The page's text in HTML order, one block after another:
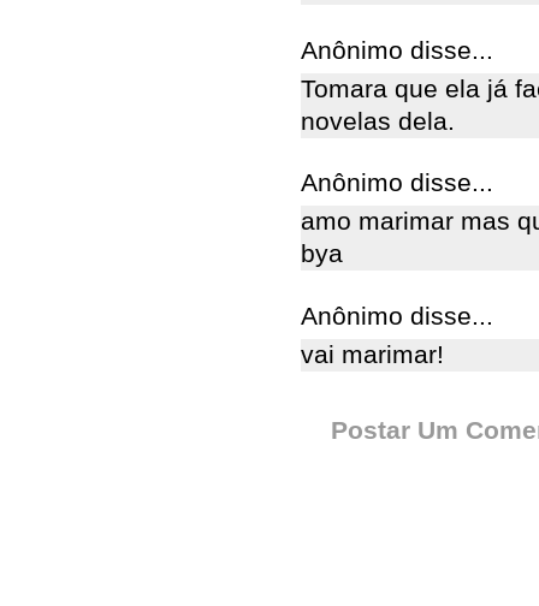
Anônimo disse...
Tomara que ela já
novelas dela.
Anônimo disse...
amo marimar mas
bya
Anônimo disse...
vai marimar!
Postar Um